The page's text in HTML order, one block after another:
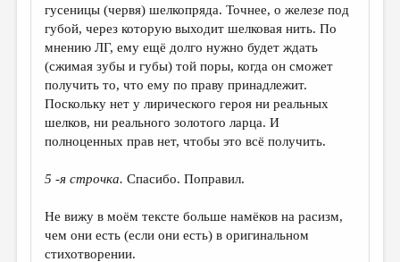
гусеницы (червя) шелкопряда. Точнее, о железе под
губой, через которую выходит шелковая нить. По
мнению ЛГ, ему ещё долго нужно будет ждать
(сжимая зубы и губы) той поры, когда он сможет
получить то, что ему по праву принадлежит.
Поскольку нет у лирического героя ни реальных
шелков, ни реального золотого ларца. И
полноценных прав нет, чтобы это всё получить.
5 -я строчка. Спасибо. Поправил.
Не вижу в моём тексте больше намёков на расизм,
чем они есть (если они есть) в оригинальном
стихотворении.